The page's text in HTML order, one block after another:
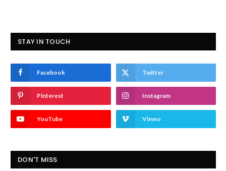
STAY IN TOUCH
Facebook Twitter
Pinterest Instagram
YouTube Vimeo
DON'T MISS